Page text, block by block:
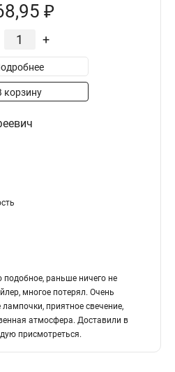
₽
+
корзину
раньше ничего не
многое потерял. Очень
приятное свечение,
атмосфера. Доставили в
присмотреться.